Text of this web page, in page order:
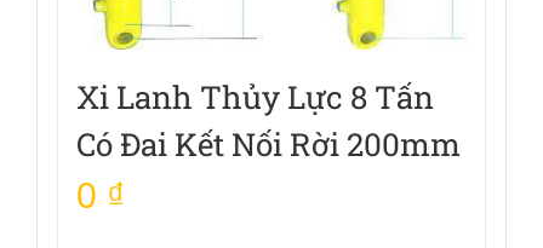
Xi Lanh Thủy Lực 8 Tấn
Có Đai Kết Nối Rời 200mm
0 ₫